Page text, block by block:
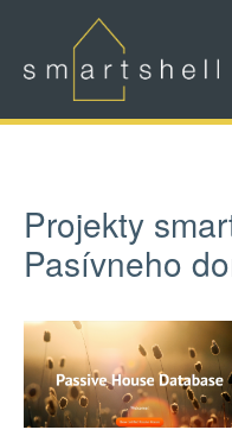
Projekty
Pasívneho